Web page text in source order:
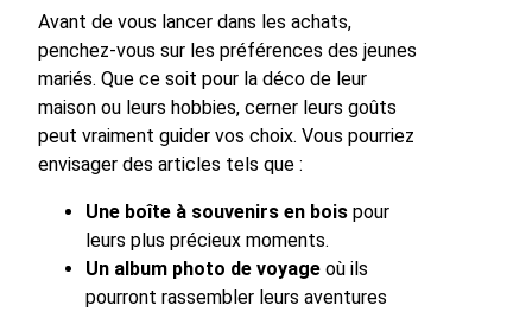
Avant de vous lancer dans les achats,
penchez-vous sur les préférences des jeunes
mariés. Que ce soit pour la déco de leur
maison ou leurs hobbies, cerner leurs goûts
peut vraiment guider vos choix. Vous pourriez
envisager des articles tels que :
Une boîte à souvenirs en bois pour
leurs plus précieux moments.
Un album photo de voyage où ils
pourront rassembler leurs aventures